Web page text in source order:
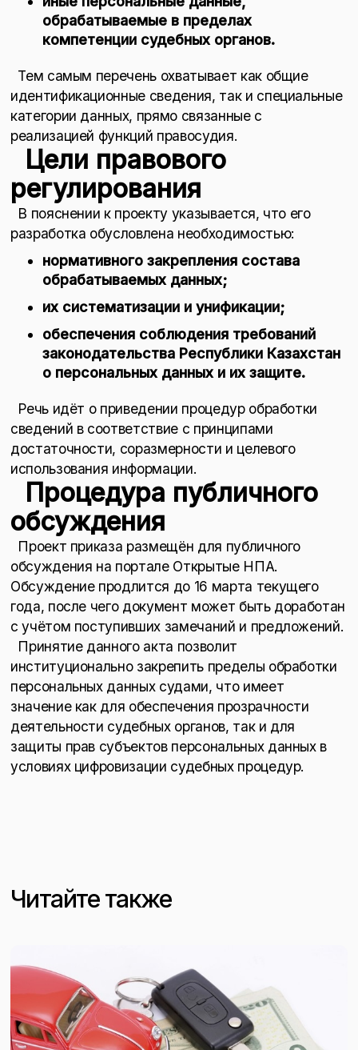
обрабатываемые в пределах
компетенции судебных органов.
Тем самым перечень охватывает как общие
идентификационные сведения, так и специальные
категории данных, прямо связанные с
реализацией функций правосудия.
Цели правового
регулирования
В пояснении к проекту указывается, что его
разработка обусловлена необходимостью:
нормативного закрепления состава
обрабатываемых данных;
их систематизации и унификации;
обеспечения соблюдения требований
законодательства Республики Казахстан
о персональных данных и их защите.
Речь идёт о приведении процедур обработки
сведений в соответствие с принципами
достаточности, соразмерности и целевого
использования информации.
Процедура публичного
обсуждения
Проект приказа размещён для публичного
обсуждения на портале Открытые НПА.
Обсуждение продлится до 16 марта текущего
года, после чего документ может быть доработан
с учётом поступивших замечаний и предложений.
Принятие данного акта позволит
институционально закрепить пределы обработки
персональных данных судами, что имеет
значение как для обеспечения прозрачности
деятельности судебных органов, так и для
защиты прав субъектов персональных данных в
условиях цифровизации судебных процедур.
Читайте также